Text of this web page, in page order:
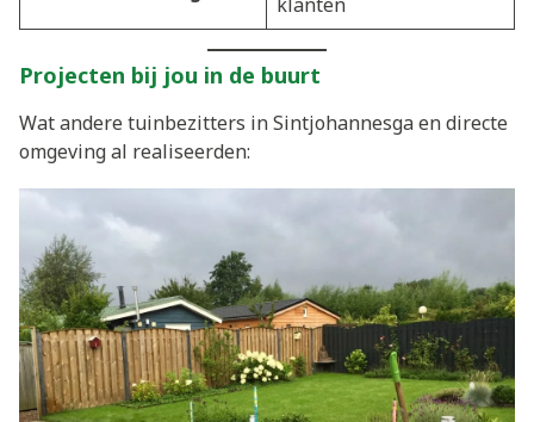
Projecten bij jou in de buurt
Wat andere tuinbezitters in Sintjohannesga en directe
omgeving al realiseerden: